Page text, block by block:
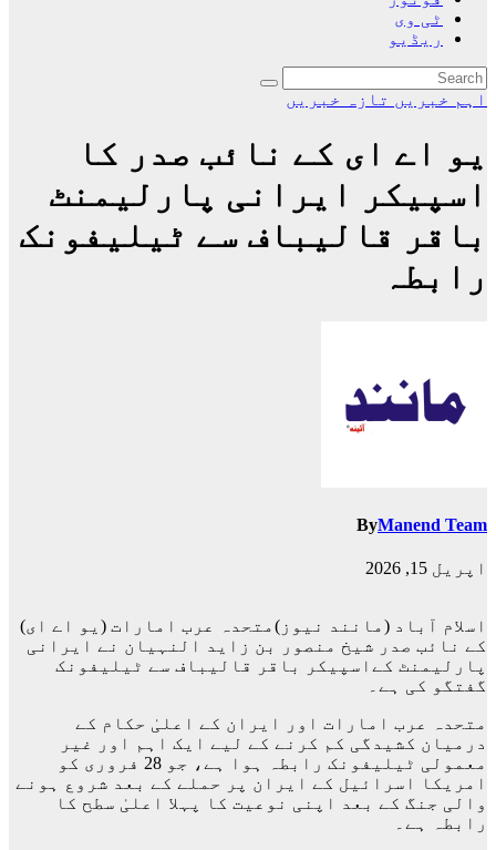
ٹی وی
ریڈیو
اہم خبریں تازہ خبریں
یو اے ای کے نائب صدر کا
اسپیکر ایرانی پارلیمنٹ
باقر قالیباف سے ٹیلیفونک
رابطہ
ByManend Team
اپریل 15, 2026
اسلام آباد (مانند نیوز)متحدہ عرب امارات (یو اے ای)
کے نائب صدر شیخ منصور بن زاید النہیان نے ایرانی
پارلیمنٹ کےاسپیکر باقر قالیباف سے ٹیلیفونک
گفتگو کی ہے۔
متحدہ عرب امارات اور ایران کے اعلیٰ حکام کے
درمیان کشیدگی کم کرنے کے لیے ایک اہم اور غیر
معمولی ٹیلیفونک رابطہ ہوا ہے، جو 28 فروری کو
امریکا اسرائیل کے ایران پر حملے کے بعد شروع ہونے
والی جنگ کے بعد اپنی نوعیت کا پہلا اعلیٰ سطح کا
رابطہ ہے۔